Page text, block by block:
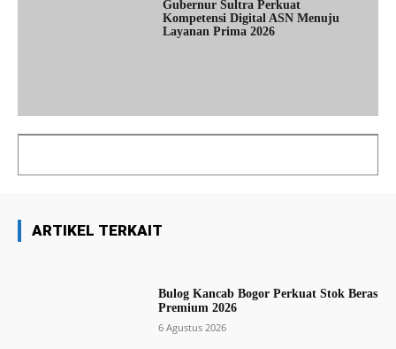
Gubernur Sultra Perkuat
Kompetensi Digital ASN Menuju
Layanan Prima 2026
ARTIKEL TERKAIT
Bulog Kancab Bogor Perkuat Stok Beras
Premium 2026
6 Agustus 2026